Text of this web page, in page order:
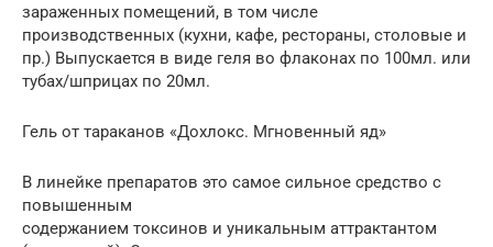
зараженных помещений, в том числе
производственных (кухни, кафе, рестораны, столовые и
пр.) Выпускается в виде геля во флаконах по 100мл. или
тубах/шприцах по 20мл.
Гель от тараканов «Дохлокс. Мгновенный яд»
В линейке препаратов это самое сильное средство с
повышенным
содержанием токсинов и уникальным аттрактантом